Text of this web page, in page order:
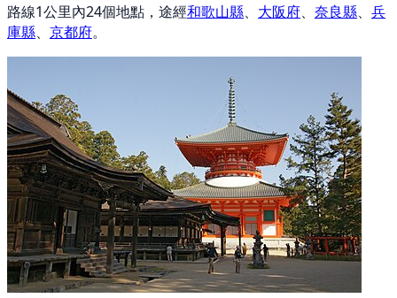
路線1公里內24個地點，途經和歌山縣、 大阪府、 奈良縣、 兵
庫縣、 京都府。